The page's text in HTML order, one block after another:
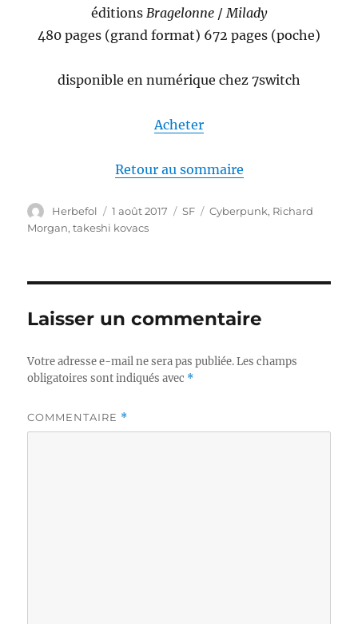
éditions Bragelonne /Milady
480 pages (grand format) 672 pages (poche)
disponible en numérique chez 7switch
Acheter
Retour au sommaire
Auteur
Herbefol
Publié
le
1 août 2017 Catégories
SF Étiquettes
Cyberpunk, Richard
Morgan,takeshi kovacs
Laisser un commentaire
Votre adresse e-mail ne sera pas publiée. Les champs
obligatoires sont indiqués avec *
COMMENTAIRE *